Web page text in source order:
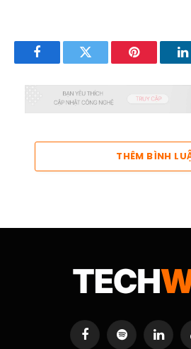
FacebookTwitter Pinterest
THÊM BÌNH
FacebookSpotify